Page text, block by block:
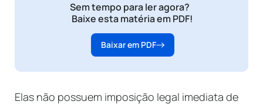
Sem tempo para ler agora?
Baixe esta matéria em PDF!
Baixar em PDF
Elas não possuem imposição legal imediata de